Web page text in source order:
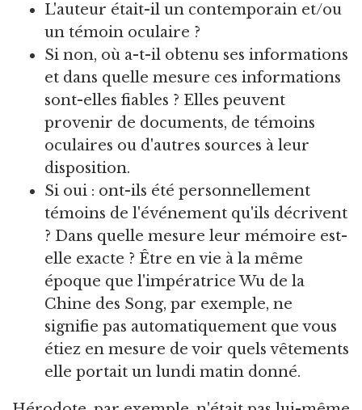
L'auteur était-il un contemporain et/ou
un témoin oculaire ?
Si non, où a-t-il obtenu ses informations
et dans quelle mesure ces informations
sont-elles fiables ? Elles peuvent
provenir de documents, de témoins
oculaires ou d'autres sources à leur
disposition.
Si oui : ont-ils été personnellement
témoins de l'événement qu'ils décrivent
? Dans quelle mesure leur mémoire est-
elle exacte ? Être en vie à la même
époque que l'impératrice Wu de la
Chine des Song, par exemple, ne
signifie pas automatiquement que vous
étiez en mesure de voir quels vêtements
elle portait un lundi matin donné.